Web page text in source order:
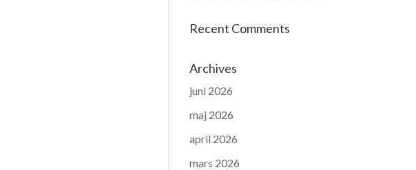
Recent Comments
Archives
juni 2026
maj 2026
april 2026
mars 2026